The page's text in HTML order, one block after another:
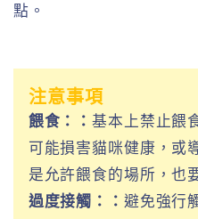
點。
注意事項
餵食：：基本上禁止餵
可能損害貓咪健康，或
是允許餵食的場所，也
過度接觸：： 避免強行